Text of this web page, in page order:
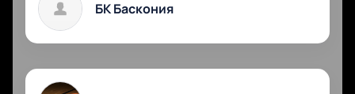
БК Баскония